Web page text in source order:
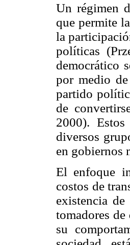
Un régimen
que permite
la
políticas
democrático
por medio
partido
de
2000).
diversos
en gobiernos
El enfoque
costos de
existencia
tomadores de
su